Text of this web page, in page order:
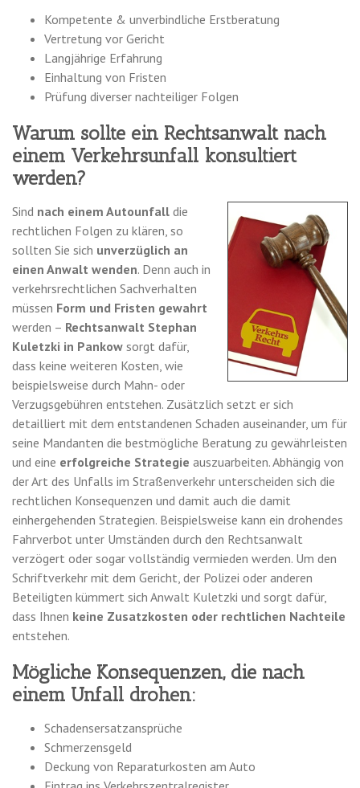
Kompetente & unverbindliche Erstberatung
Vertretung vor Gericht
Langjährige Erfahrung
Einhaltung von Fristen
Prüfung diverser nachteiliger Folgen
Warum sollte ein Rechtsanwalt nach
einem Verkehrsunfall konsultiert
werden?
Sind nach einem Autounfall die
rechtlichen Folgen zu klären, so
sollten Sie sich unverzüglich an
einen Anwalt wenden. Denn auch in
verkehrsrechtlichen Sachverhalten
müssen Form und Fristen gewahrt
werden – Rechtsanwalt Stephan
Kuletzki in Pankow sorgt dafür,
dass keine weiteren Kosten, wie
beispielsweise durch Mahn- oder
Verzugsgebühren entstehen. Zusätzlich setzt er sich
detailliert mit dem entstandenen Schaden auseinander, um für
seine Mandanten die bestmögliche Beratung zu gewährleisten
und eine erfolgreiche Strategie auszuarbeiten. Abhängig von
der Art des Unfalls im Straßenverkehr unterscheiden sich die
rechtlichen Konsequenzen und damit auch die damit
einhergehenden Strategien. Beispielsweise kann ein drohendes
Fahrverbot unter Umständen durch den Rechtsanwalt
verzögert oder sogar vollständig vermieden werden. Um den
Schriftverkehr mit dem Gericht, der Polizei oder anderen
Beteiligten kümmert sich Anwalt Kuletzki und sorgt dafür,
dass Ihnen keine Zusatzkosten oder rechtlichen Nachteile
entstehen.
Mögliche Konsequenzen, die nach
einem Unfall drohen:
Schadensersatzansprüche
Schmerzensgeld
Deckung von Reparaturkosten am Auto